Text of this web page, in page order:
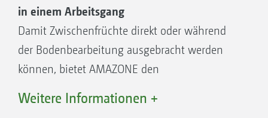
… egal ob mit GreenDrill oder FTender
Mit der universellen Förderstrecke kann die
Saat kombiniert werden. So lässt sich die
in einem Arbeitsgang
Damit Zwischenfrüchte direkt oder während
der Bodenbearbeitung ausgebracht werden
können, bietet AMAZONE den
Behälter 500 l fasst und sicher über Trittstufen
Weitere Informationen +